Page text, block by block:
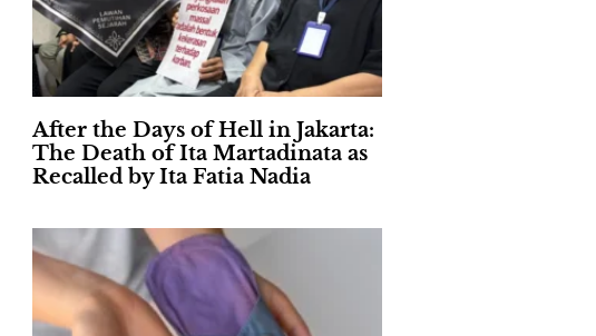
After the Days of Hell in Jakarta:
The Death of Ita Martadinata as
Recalled by Ita Fatia Nadia